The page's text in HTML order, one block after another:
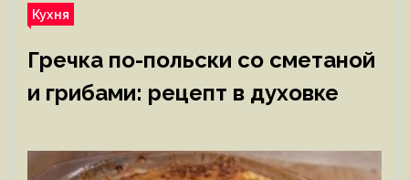
Кухня
Гречка по-польски со сметаной
и грибами: рецепт в духовке